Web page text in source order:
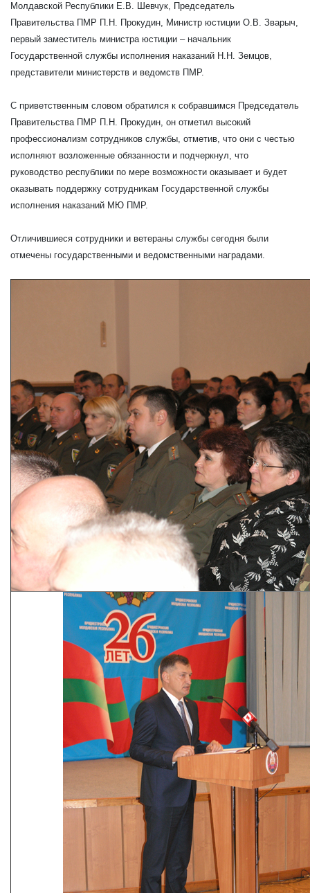
Молдавской Республики Е.В. Шевчук, Председатель
Правительства ПМР П.Н. Прокудин, Министр юстиции О.В. Зварыч,
первый заместитель министра юстиции – начальник
Государственной службы исполнения наказаний Н.Н. Земцов,
представители министерств и ведомств ПМР.
С приветственным словом обратился к собравшимся Председатель
Правительства ПМР П.Н. Прокудин, он отметил высокий
профессионализм сотрудников службы, отметив, что они с честью
исполняют возложенные обязанности и подчеркнул, что
руководство республики по мере возможности оказывает и будет
оказывать поддержку сотрудникам Государственной службы
исполнения наказаний МЮ ПМР.
Отличившиеся сотрудники и ветераны службы сегодня были
отмечены государственными и ведомственными наградами.